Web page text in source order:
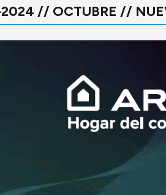
// OCTUBRE //